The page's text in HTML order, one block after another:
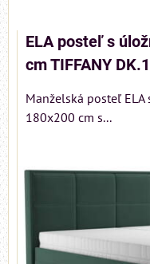
ELA posteľ s
cm TIFFANY
Manželská posteľ
180x200 cm s...